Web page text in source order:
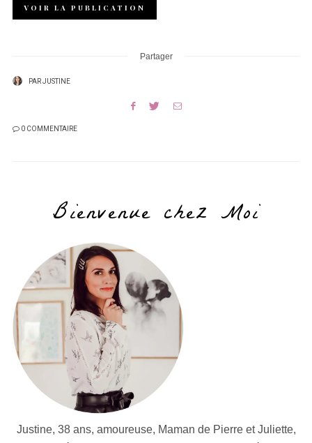
VOIR LA PUBLICATION
Partager
PARJUSTINE
0 COMMENTAIRE
Bienvenue chez Moi
Justine, 38 ans, amoureuse, Maman de Pierre et Juliette,